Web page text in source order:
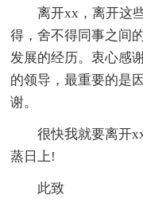
离开xx，离开这些
得，舍不得同事之间
发展的经历。衷心感
的领导，最重要的是
谢。
很快我就要离开xx
蒸日上!
此致